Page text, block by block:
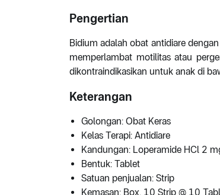
Pengertian
Bidium adalah obat antidiare
memperlambat motilitas atau
dikontraindikasikan untuk anak di
Keterangan
Golongan: Obat Keras
Kelas Terapi: Antidiare
Kandungan: Loperamide HCl 2
Bentuk: Tablet
Satuan penjualan: Strip
Kemasan: Box, 10 Strip @ 10